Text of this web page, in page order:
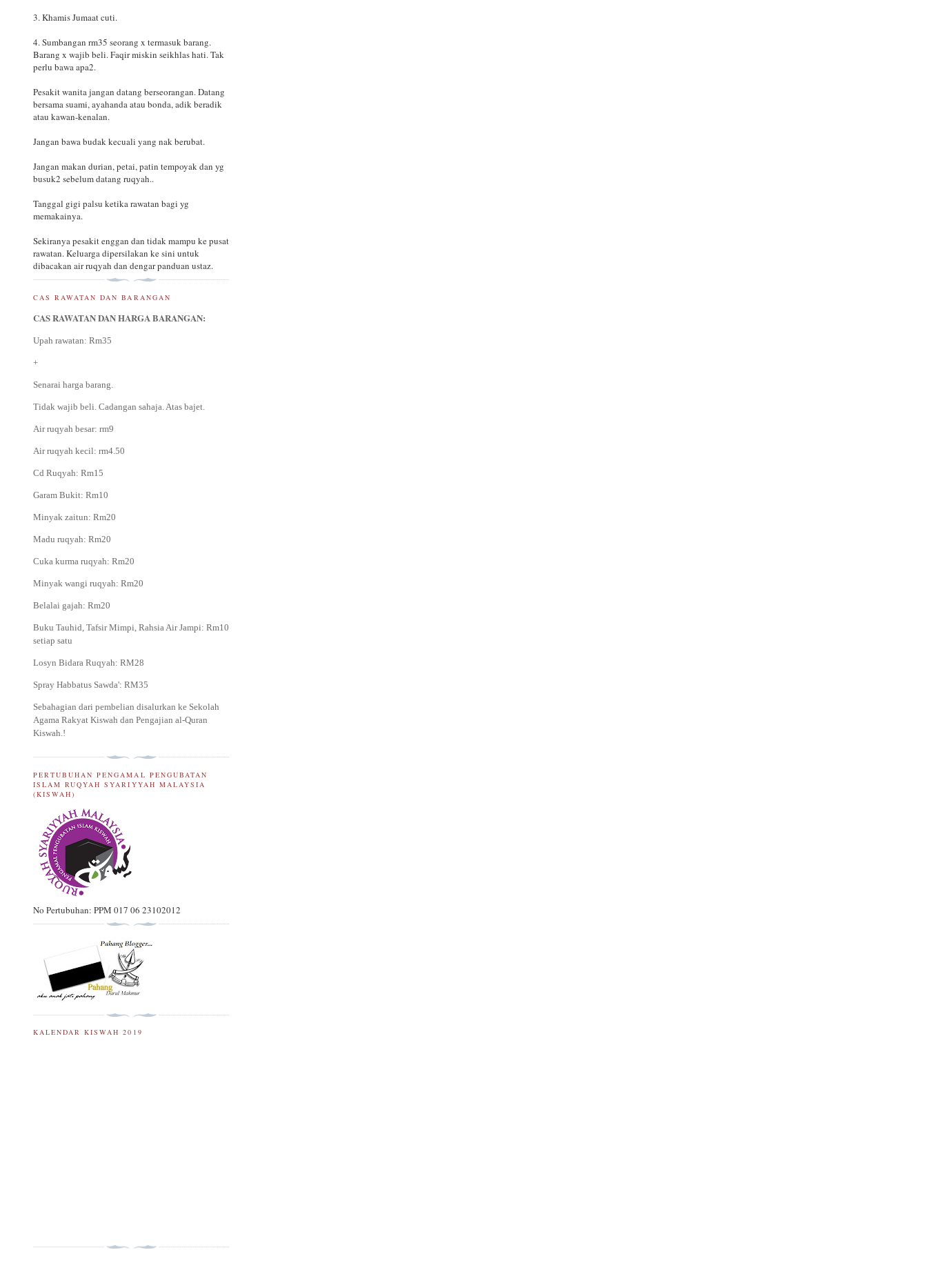
3. Khamis Jumaat cuti.
4. Sumbangan rm35 seorang x termasuk barang.
Barang x wajib beli. Faqir miskin seikhlas hati. Tak
perlu bawa apa2.
Pesakit wanita jangan datang berseorangan. Datang
bersama suami, ayahanda atau bonda, adik beradik
atau kawan-kenalan.
Jangan bawa budak kecuali yang nak berubat.
Jangan makan durian, petai, patin tempoyak dan yg
busuk2 sebelum datang ruqyah..
Tanggal gigi palsu ketika rawatan bagi yg
memakainya.
Sekiranya pesakit enggan dan tidak mampu ke pusat
rawatan. Keluarga dipersilakan ke sini untuk
dibacakan air ruqyah dan dengar panduan ustaz.
CAS RAWATAN DAN BARANGAN
CAS RAWATAN DAN HARGA BARANGAN:
Upah rawatan: Rm35
+
Senarai harga barang.
Tidak wajib beli. Cadangan sahaja. Atas bajet.
Air ruqyah besar: rm9
Air ruqyah kecil: rm4.50
Cd Ruqyah: Rm15
Garam Bukit: Rm10
Minyak zaitun: Rm20
Madu ruqyah: Rm20
Cuka kurma ruqyah: Rm20
Minyak wangi ruqyah: Rm20
Belalai gajah: Rm20
Buku Tauhid, Tafsir Mimpi, Rahsia Air Jampi: Rm10
setiap satu
Losyn Bidara Ruqyah: RM28
Spray Habbatus Sawda': RM35
Sebahagian dari pembelian disalurkan ke Sekolah
Agama Rakyat Kiswah dan Pengajian al-Quran
Kiswah.!
PERTUBUHAN PENGAMAL PENGUBATAN
ISLAM RUQYAH SYARIYYAH MALAYSIA
(KISWAH)
No Pertubuhan: PPM 017 06 23102012
KALENDAR KISWAH 2019